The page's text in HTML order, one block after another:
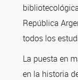
República
todos los
La puesta en
en la historia